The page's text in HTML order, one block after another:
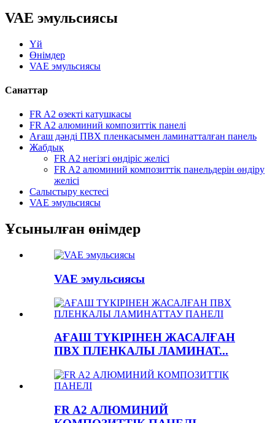
VAE эмульсиясы
Үй
Өнімдер
VAE эмульсиясы
Санаттар
FR A2 өзекті катушкасы
FR A2 алюминий композиттік панелі
Ағаш дәнді ПВХ пленкасымен ламинатталған панель
Жабдық
FR A2 негізгі өндіріс желісі
FR A2 алюминий композиттік панельдерін өндіру
желісі
Салыстыру кестесі
VAE эмульсиясы
Ұсынылған өнімдер
VAE эмульсиясы
АҒАШ ТҮКІРІНЕН ЖАСАЛҒАН
ПВХ ПЛЕНКАЛЫ ЛАМИНАТ...
FR A2 АЛЮМИНИЙ